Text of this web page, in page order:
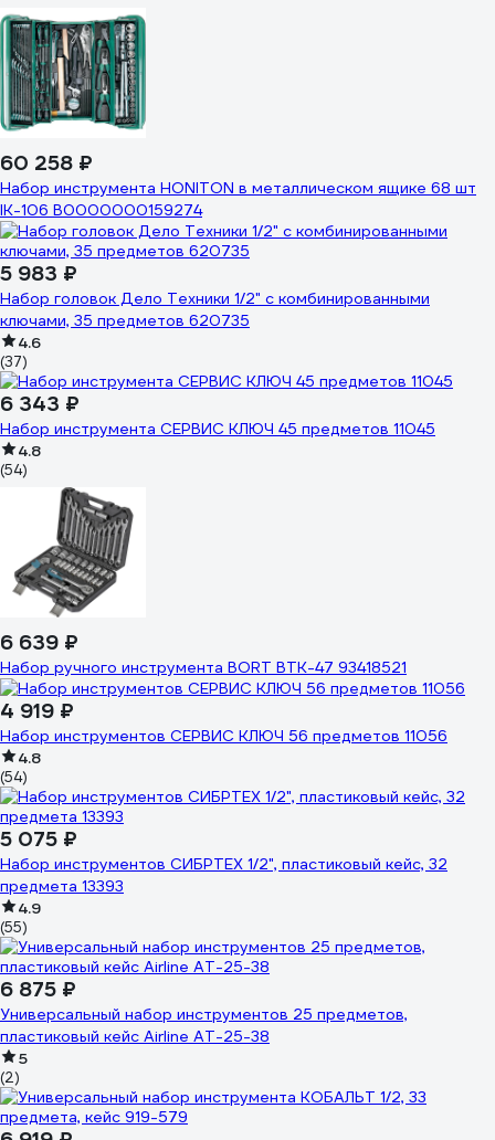
60 258 ₽
Набор инструмента HONITON в металлическом ящике 68 шт
IK-106 В0000000159274
5 983 ₽
Набор головок Дело Техники 1/2" с комбинированными
ключами, 35 предметов 620735
4.6
(37)
6 343 ₽
Набор инструмента СЕРВИС КЛЮЧ 45 предметов 11045
4.8
(54)
6 639 ₽
Набор ручного инструмента BORT BTK-47 93418521
4 919 ₽
Набор инструментов СЕРВИС КЛЮЧ 56 предметов 11056
4.8
(54)
5 075 ₽
Набор инструментов СИБРТЕХ 1/2", пластиковый кейс, 32
предмета 13393
4.9
(55)
6 875 ₽
Универсальный набор инструментов 25 предметов,
пластиковый кейс Airline AT-25-38
5
(2)